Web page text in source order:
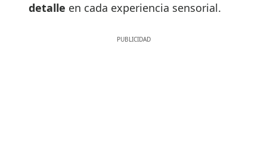
detalle en cada experiencia sensorial.